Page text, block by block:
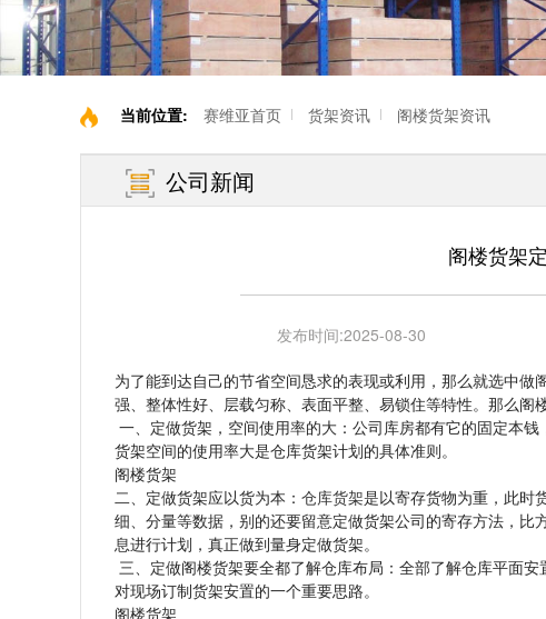
当前位置: 赛维亚首页 货架资讯 阁楼货架资讯
公司新闻
阁楼货架
发布时间:2025-08-30
为了能到达自己的节省空间恳求的表现或利用，那么就选中做
强、整体性好、层载匀称、表面平整、易锁住等特性。那么
一、定做货架，空间使用率的大：公司库房都有它的固定本
货架空间的使用率大是仓库货架计划的具体准则。
阁楼货架
二、定做货架应以货为本： 仓库货架是以寄存货物为重，此时
细、分量等数据，别的还要留意定做货架公司的寄存方法，
息进行计划，真正做到量身定做货架。
三、定做阁楼货架要全都了解仓库布局：全部了解仓库平面
对现场订制货架安置的一个重要思路。
阁楼货架